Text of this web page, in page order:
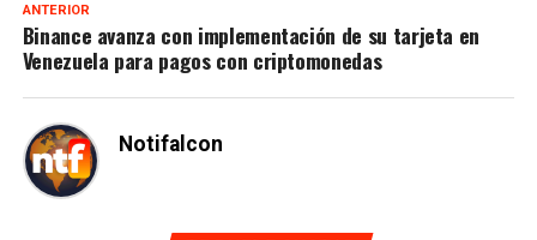
ANTERIOR
Binance avanza con implementación de su tarjeta en
Venezuela para pagos con criptomonedas
Notifalcon